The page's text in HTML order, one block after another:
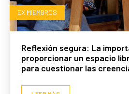
EX MIEMBROS
Reflexión segura: La
proporcionar un espacio
para cuestionar las